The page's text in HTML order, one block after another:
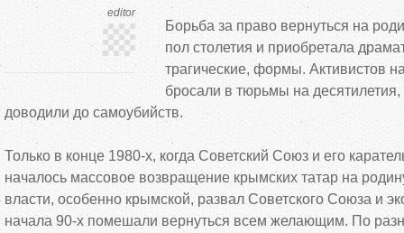
editor
Борьба за право вернуться на
пол столетия и приобретала
трагические, формы. Активистов
бросали в тюрьмы на
доводили до самоубийств.
Только в конце 1980-х, когда Советский Союз и его
началось массовое возвращение крымских татар на
власти, особенно крымской, развал Советского Союза и
начала 90-х помешали вернуться всем желающим. По